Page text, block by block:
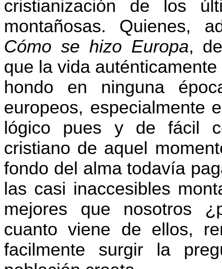
cristianización de los
montañosas. Quienes,
Cómo se hizo Europa,
que la vida
hondo en ninguna
europeos, especialmente
lógico pues y de fácil
cristiano de aquel
fondo del alma todavía
las casi inaccesibles
mejores que nosotros
cuanto viene de ellos,
facilmente surgir la